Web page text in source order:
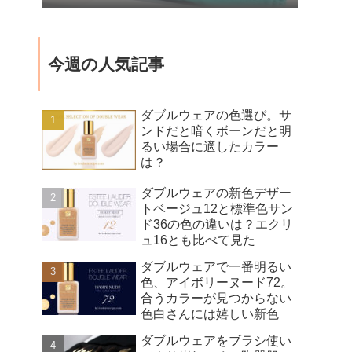
今週の人気記事
ダブルウェアの色選び。サ
ンドだと暗くボーンだと明
るい場合に適したカラー
は？
ダブルウェアの新色デザー
トベージュ12と標準色サン
ド36の色の違いは？エクリ
ュ16とも比べて見た
ダブルウェアで一番明るい
色、アイボリーヌード72。
合うカラーが見つからない
色白さんには嬉しい新色
ダブルウェアをブラシ使い